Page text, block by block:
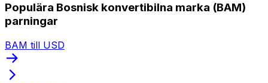
Populära Bosnisk konvertibilna marka (BAM)
parningar
BAM till USD